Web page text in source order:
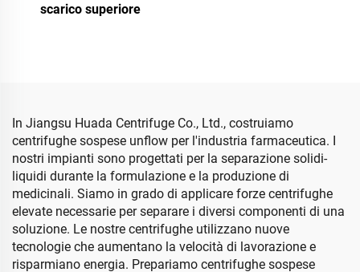
scarico superiore
In Jiangsu Huada Centrifuge Co., Ltd., costruiamo
centrifughe sospese unflow per l'industria farmaceutica. I
nostri impianti sono progettati per la separazione solidi-
liquidi durante la formulazione e la produzione di
medicinali. Siamo in grado di applicare forze centrifughe
elevate necessarie per separare i diversi componenti di una
soluzione. Le nostre centrifughe utilizzano nuove
tecnologie che aumentano la velocità di lavorazione e
risparmiano energia. Prepariamo centrifughe sospese